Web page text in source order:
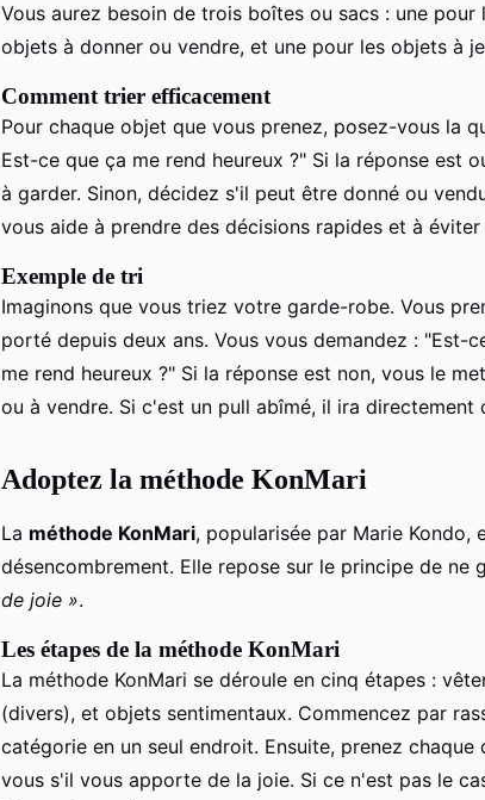
Vous aurez besoin de trois boîtes ou sacs : une
objets à donner ou vendre, et une pour les objets à
Comment trier efficacement
Pour chaque objet que vous prenez, posez-vous la
Est-ce que ça me rend heureux ?" Si la réponse est
à garder. Sinon, décidez s'il peut être donné ou
vous aide à prendre des décisions rapides et à
Exemple de tri
Imaginons que vous triez votre garde-robe. Vous
porté depuis deux ans. Vous vous demandez : "Est-
me rend heureux ?" Si la réponse est non, vous le
ou à vendre. Si c'est un pull abîmé, il ira directement
Adoptez la méthode KonMari
La méthode KonMari, popularisée par Marie Kondo,
désencombrement. Elle repose sur le principe de ne
de joie ».
Les étapes de la méthode KonMari
La méthode KonMari se déroule en cinq étapes :
(divers), et objets sentimentaux. Commencez par
catégorie en un seul endroit. Ensuite, prenez
vous s'il vous apporte de la joie. Si ce n'est pas le